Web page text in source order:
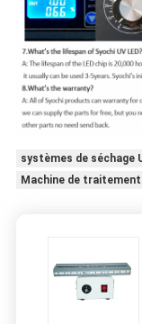
systèmes de séchage
Machine de traitement